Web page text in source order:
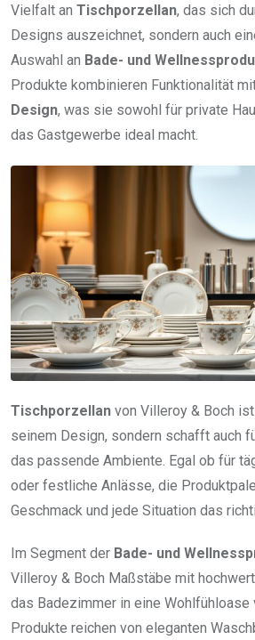
Vielfalt an Tischporzellan, das sich
Designs auszeichnet, sondern auch
Auswahl an Bade- und
Produkte kombinieren Funktionalität
Design, was sie sowohl für private
das Gastgewerbe ideal macht.
Tischporzellan von Villeroy & Boch
seinem Design, sondern schafft auch
das passende Ambiente. Egal ob für
oder festliche Anlässe, die
Geschmack und jede Situation das
Im Segment der Bade- und
Villeroy & Boch Maßstäbe mit
das Badezimmer in eine Wohlfühloase
Produkte reichen von eleganten